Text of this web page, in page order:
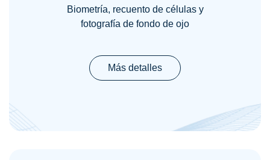
Biometría, recuento de células y
fotografía de fondo de ojo
Más detalles